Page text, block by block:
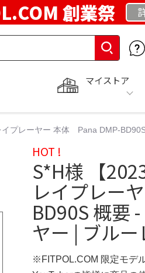
創業祭
マイストア
プレーヤー 本体 Pana DMP-
HOT !
S*H様 【
レイプレー
BD90S 概要
ヤー | ブル
※FITPOL.COM 限定モデ